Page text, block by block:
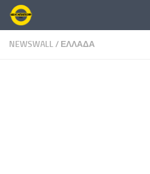
Skip to content
NEWSWALL/ ΕΛΛΑΔΑ